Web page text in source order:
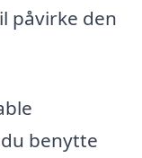
påvirke den
benytte